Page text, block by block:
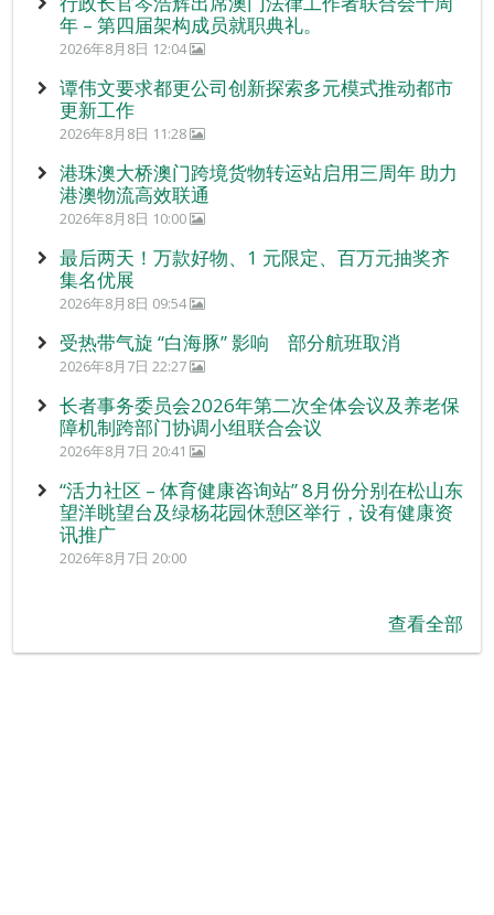
年 – 第四届架构成员就职典礼。
2026年8月8日 12:04
谭伟文要求都更公司创新探索多元模式推动都市
更新工作
2026年8月8日 11:28
港珠澳大桥澳门跨境货物转运站启用三周年 助力
港澳物流高效联通
2026年8月8日 10:00
最后两天！万款好物、1 元限定、百万元抽奖齐
集名优展
2026年8月8日 09:54
受热带气旋 “白海豚” 影响 部分航班取消
2026年8月7日 22:27
长者事务委员会2026年第二次全体会议及养老保
障机制跨部门协调小组联合会议
2026年8月7日 20:41
“活力社区 – 体育健康咨询站” 8月份分别在松山东
望洋眺望台及绿杨花园休憩区举行，设有健康资
讯推广
2026年8月7日 20:00
查看全部